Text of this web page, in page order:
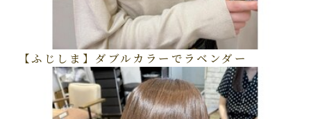
【ふじしま】ダブルカラーでラベンダー